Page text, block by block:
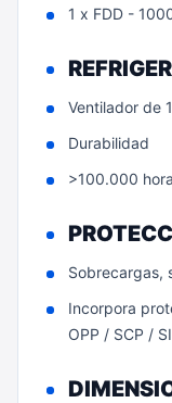
1 x FDD -
Ventilador de
Durabilidad
>100.000
Sobrecargas,
Incorpora
OPP / SCP /